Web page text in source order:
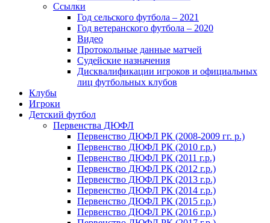
Ссылки
Год сельского футбола – 2021
Год ветеранского футбола – 2020
Видео
Протокольные данные матчей
Судейские назначения
Дисквалификации игроков и официальных
лиц футбольных клубов
Клубы
Игроки
Детский футбол
Первенства ДЮФЛ
Первенство ДЮФЛ РК (2008-2009 гг. р.)
Первенство ДЮФЛ РК (2010 г.р.)
Первенство ДЮФЛ РК (2011 г.р.)
Первенство ДЮФЛ РК (2012 г.р.)
Первенство ДЮФЛ РК (2013 г.р.)
Первенство ДЮФЛ РК (2014 г.р.)
Первенство ДЮФЛ РК (2015 г.р.)
Первенство ДЮФЛ РК (2016 г.р.)